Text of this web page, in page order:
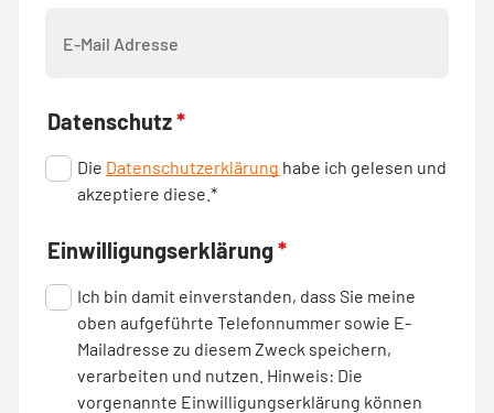
Datenschutz*
Die Datenschutzerklärung habe ich gelesen und
akzeptiere diese.*
Einwilligungserklärung*
Ich bin damit einverstanden, dass Sie meine
oben aufgeführte Telefonnummer sowie E-
Mailadresse zu diesem Zweck speichern,
verarbeiten und nutzen. Hinweis: Die
vorgenannte Einwilligungserklärung können